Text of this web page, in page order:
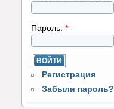
Пароль: *
Регистрация
Забыли пароль?